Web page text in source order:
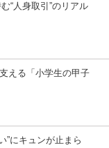
“人身取引”のリアル
える「小学生の甲子
”にキュンが止まら